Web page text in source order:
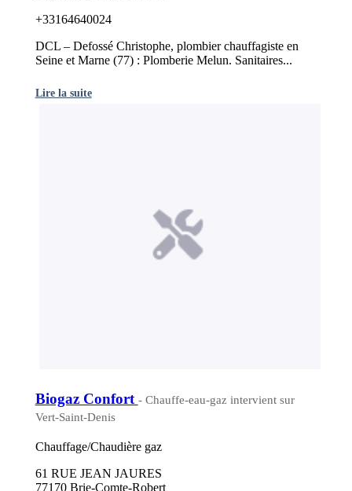
+33164640024
DCL – Defossé Christophe, plombier chauffagiste en
Seine et Marne (77) : Plomberie Melun. Sanitaires...
Lire la suite
Biogaz Confort - Chauffe-eau-gaz intervient sur
Vert-Saint-Denis
Chauffage/Chaudière gaz
61 RUE JEAN JAURES
77170 Brie-Comte-Robert